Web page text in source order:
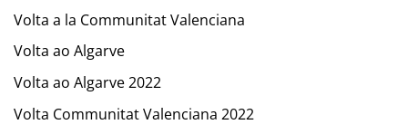
Volta a la Communitat Valenciana
Volta ao Algarve
Volta ao Algarve 2022
Volta Communitat Valenciana 2022